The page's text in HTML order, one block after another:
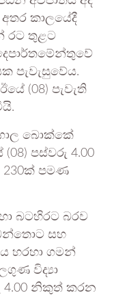
කාලයේදී
රට තුළට
පැවැසුවේය.
(08) පැවැති
බොක්කේ
පස්වරු 4.00
පමණ
බටහිරට බරව
සහ
හරහා ගමන්
විද්‍යා
4.00 නිකුත් කරන